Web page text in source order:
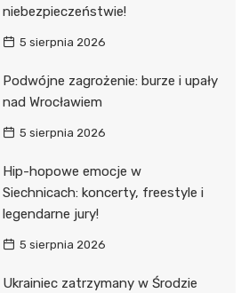
niebezpieczeństwie!
5 sierpnia 2026
Podwójne zagrożenie: burze i upały
nad Wrocławiem
5 sierpnia 2026
Hip-hopowe emocje w
Siechnicach: koncerty, freestyle i
legendarne jury!
5 sierpnia 2026
Ukrainiec zatrzymany w Środzie